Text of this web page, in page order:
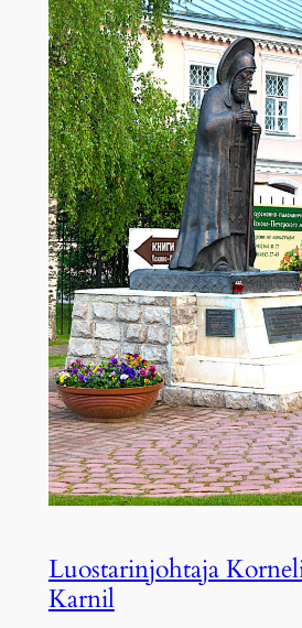
Luostarinjohtaja
Karnil